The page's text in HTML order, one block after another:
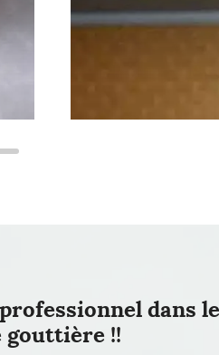
dans
gouttière !!